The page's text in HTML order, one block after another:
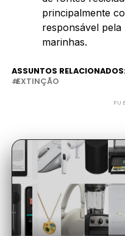
principalmente
responsável
marinhas.
ASSUNTOS
EXTINÇÃO